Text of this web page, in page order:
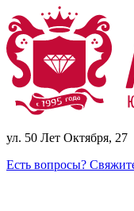
ул. 50 Лет Октября, 27
Есть вопросы?